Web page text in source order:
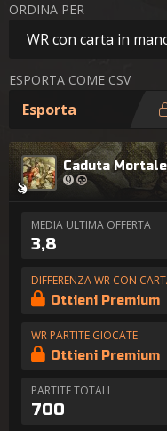
ORDINA PER
WR con carta in
ESPORTA COME CSV
Esporta
Caduta Mortale
MEDIA ULTIMA OFFERTA
3,8
DIFFERENZA WR CON
Ottieni Premium
WR PARTITE GIOCATE
Ottieni Premium
PARTITE TOTALI
700